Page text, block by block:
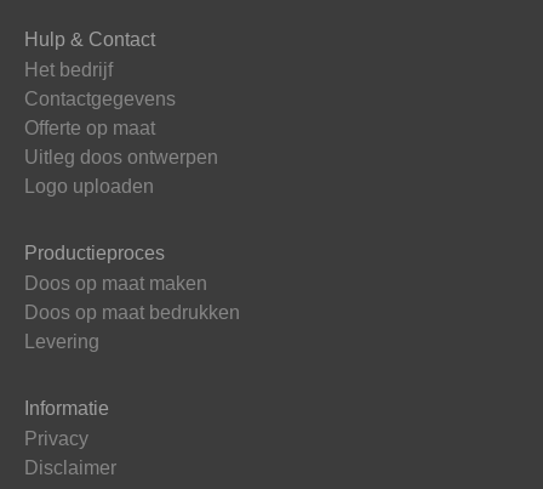
Hulp & Contact
Het bedrijf
Contactgegevens
Offerte op maat
Uitleg doos ontwerpen
Logo uploaden
Productieproces
Doos op maat maken
Doos op maat bedrukken
Levering
Informatie
Privacy
Disclaimer